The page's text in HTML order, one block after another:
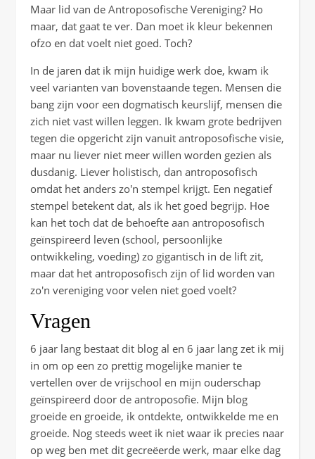
Maar lid van de Antroposofische Vereniging? Ho
maar, dat gaat te ver. Dan moet ik kleur bekennen
ofzo en dat voelt niet goed. Toch?
In de jaren dat ik mijn huidige werk doe, kwam ik
veel varianten van bovenstaande tegen. Mensen die
bang zijn voor een dogmatisch keurslijf, mensen die
zich niet vast willen leggen. Ik kwam grote bedrijven
tegen die opgericht zijn vanuit antroposofische visie,
maar nu liever niet meer willen worden gezien als
dusdanig. Liever holistisch, dan antroposofisch
omdat het anders zo'n stempel krijgt. Een negatief
stempel betekent dat, als ik het goed begrijp. Hoe
kan het toch dat de behoefte aan antroposofisch
geïnspireerd leven (school, persoonlijke
ontwikkeling, voeding) zo gigantisch in de lift zit,
maar dat het antroposofisch zijn of lid worden van
zo'n vereniging voor velen niet goed voelt?
Vragen
6 jaar lang bestaat dit blog al en 6 jaar lang zet ik mij
in om op een zo prettig mogelijke manier te
vertellen over de vrijschool en mijn ouderschap
geïnspireerd door de antroposofie. Mijn blog
groeide en groeide, ik ontdekte, ontwikkelde me en
groeide. Nog steeds weet ik niet waar ik precies naar
op weg ben met dit gecreëerde werk, maar elke dag